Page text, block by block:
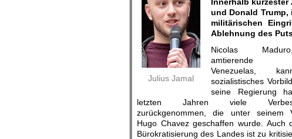
Julius Jamal
und Donald Trump,
militärischen
Ablehnung des
Nicolas
amtierende
Venezuelas,
sozialistisches
seine Regierung
letzten Jahren viele
zurückgenommen, die unter seinem
Hugo Chavez geschaffen wurde. Auch
Bürokratisierung des Landes ist zu